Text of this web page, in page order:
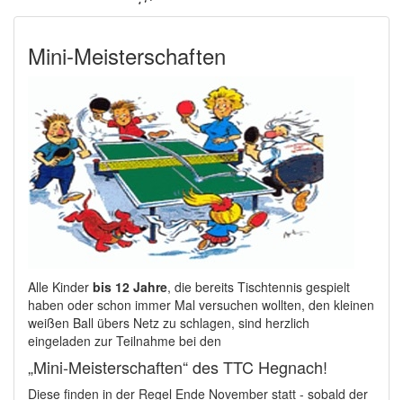
Mini-Meisterschaften
Alle Kinder bis 12 Jahre, die bereits Tischtennis gespielt
haben oder schon immer Mal versuchen wollten, den kleinen
weißen Ball übers Netz zu schlagen, sind herzlich
eingeladen zur Teilnahme bei den
„Mini-Meisterschaften“des TTC Hegnach!
Diese finden in der Regel Ende November statt - sobald der